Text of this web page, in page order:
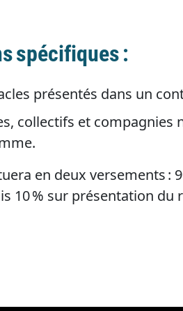
spécifiques :
présentés dans un
collectifs et compagnies
en deux versements :
10 % sur présentation du